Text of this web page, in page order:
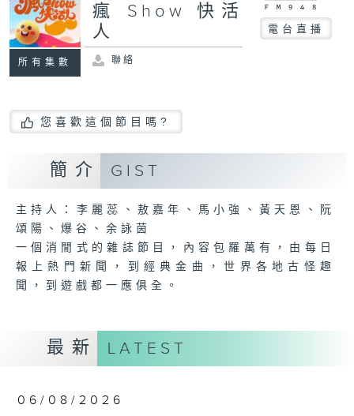
所有集數
瘋 Show 快活
人
電台直播
聯絡
您喜歡這個節目嗎?
簡介 GIST
主持人：李麗蕊、敖嘉年、馬小強、黃天恩、阮
頌陽、爆谷、余詠茵
一個消閒式的雜誌節目，內容包羅萬有，由每日
報上熱門新聞，到經典金曲，世界各地古怪趣
聞，到遊戲都一應俱全。
最新 LATEST
06/08/2026